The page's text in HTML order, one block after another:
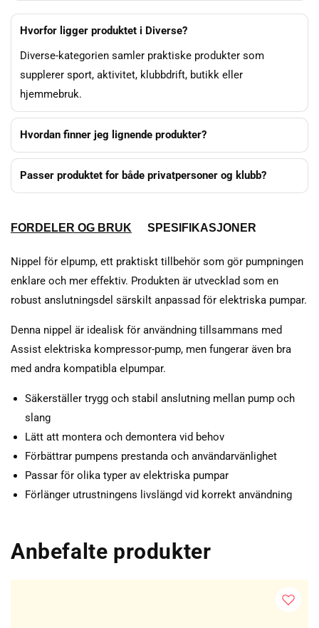
Hvorfor ligger produktet i Diverse?
Diverse-kategorien samler praktiske produkter som
supplerer sport, aktivitet, klubbdrift, butikk eller
hjemmebruk.
Hvordan finner jeg lignende produkter?
Passer produktet for både privatpersoner og klubb?
FORDELER OG BRUK SPESIFIKASJONER
Nippel för elpump, ett praktiskt tillbehör som gör pumpningen
enklare och mer effektiv. Produkten är utvecklad som en
robust anslutningsdel särskilt anpassad för elektriska pumpar.
Denna nippel är idealisk för användning tillsammans med
Assist elektriska kompressor-pump, men fungerar även bra
med andra kompatibla elpumpar.
Säkerställer trygg och stabil anslutning mellan pump och
slang
Lätt att montera och demontera vid behov
Förbättrar pumpens prestanda och användarvänlighet
Passar för olika typer av elektriska pumpar
Förlänger utrustningens livslängd vid korrekt användning
Anbefalte produkter